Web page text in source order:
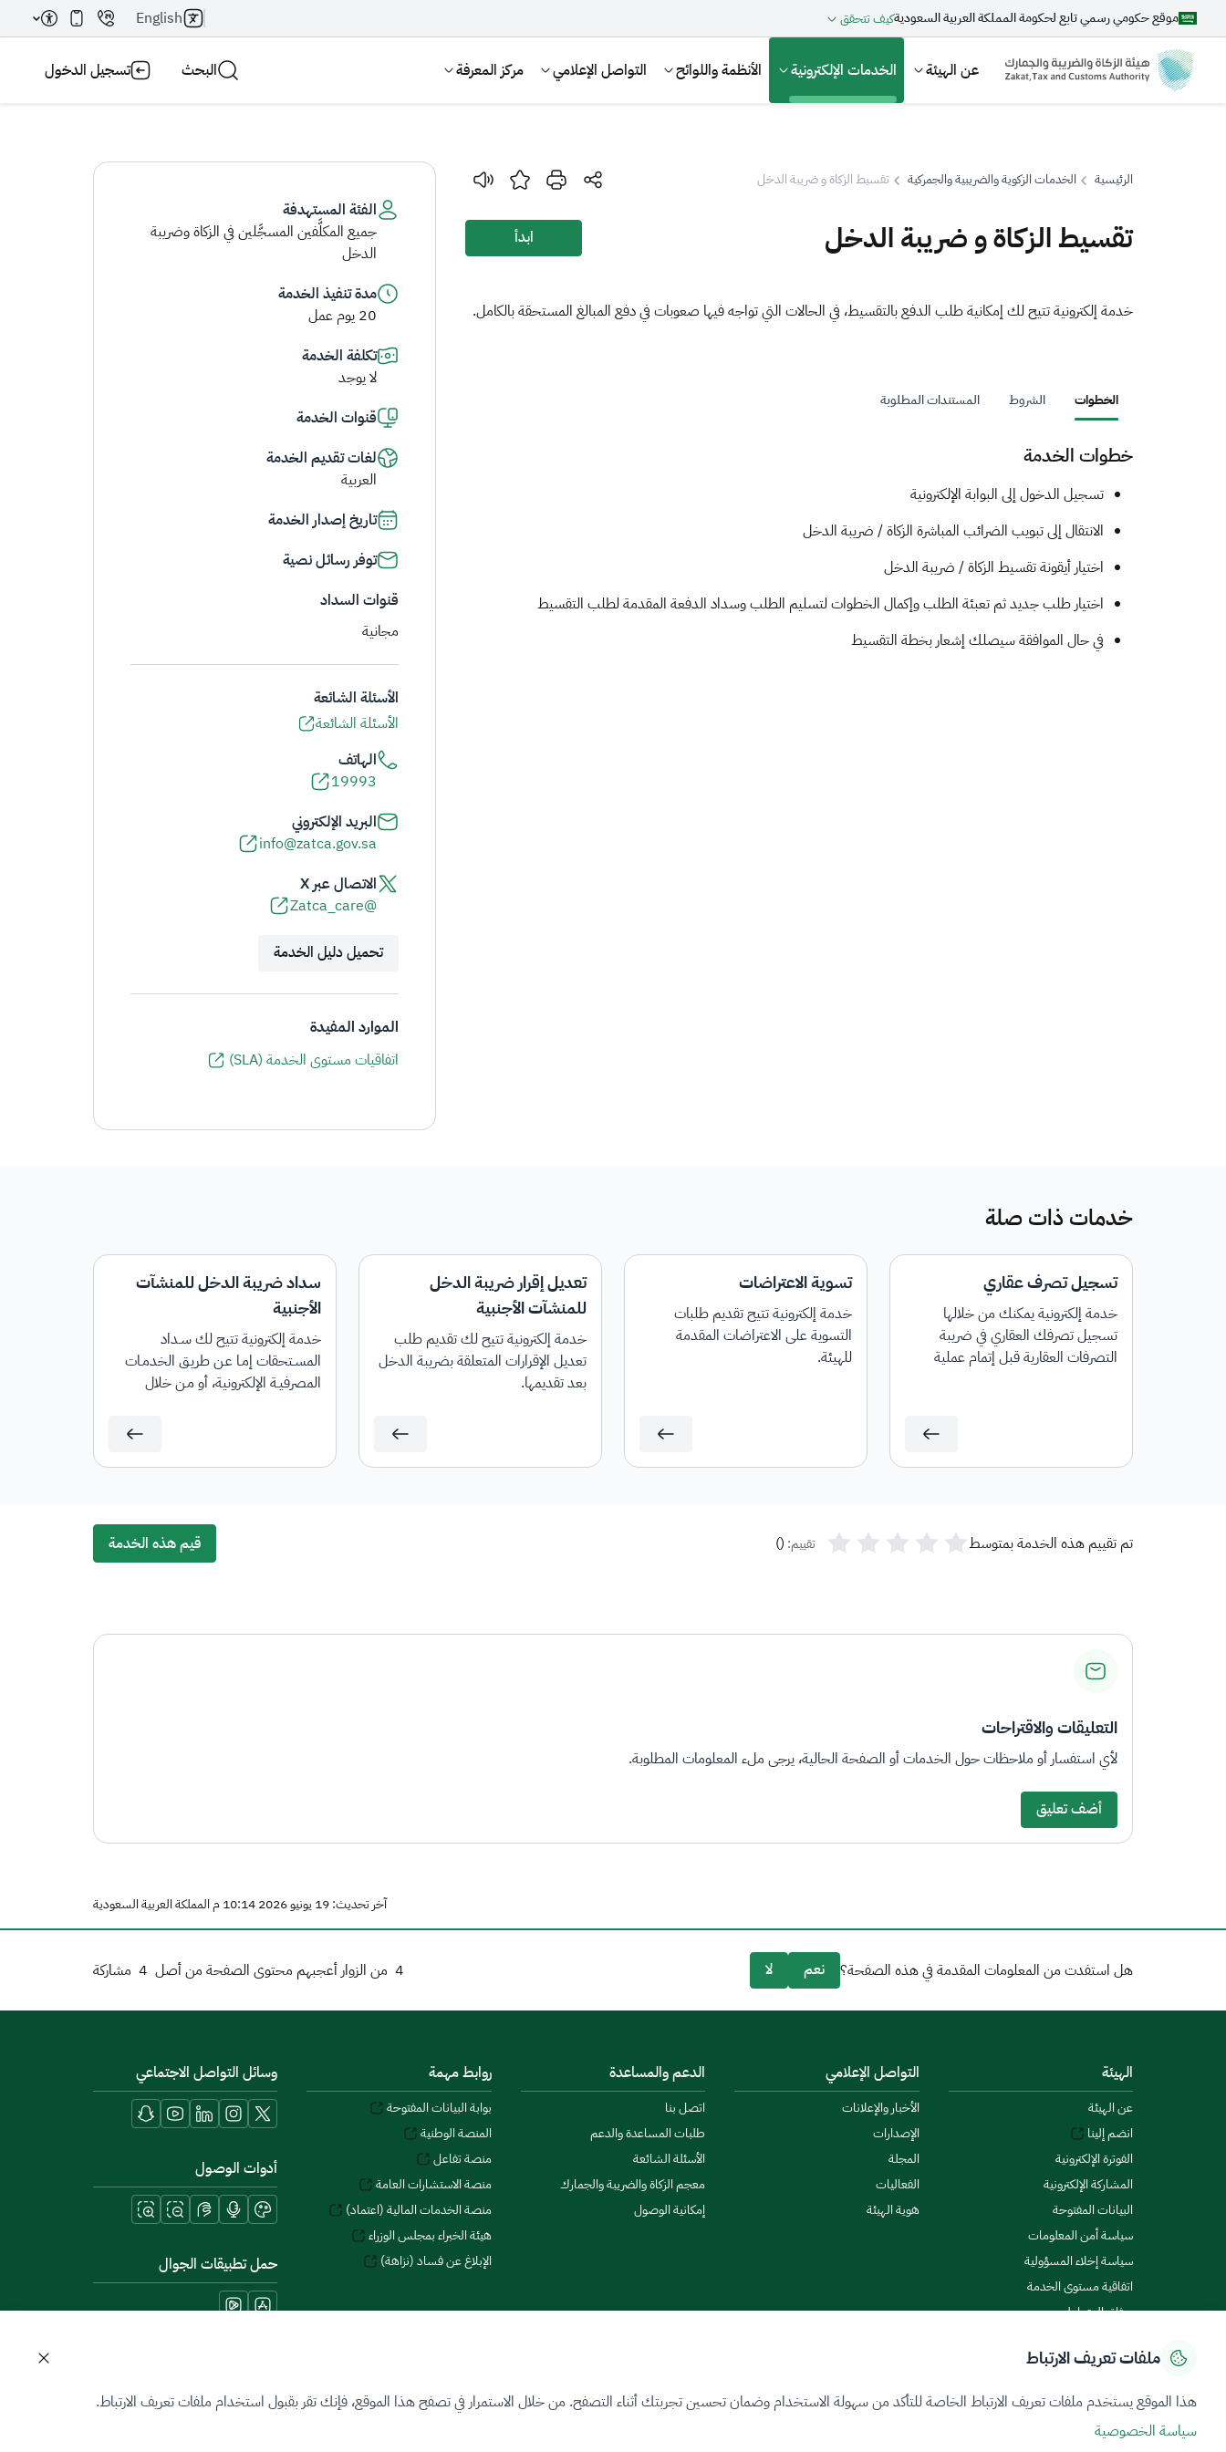
موقع حكومي رسمي تابع لحكومة المملكة العربية السعوديةكيف تتحقق English
عن الهيئة الخدمات الإلكترونية الأنظمة واللوائح التواصل الإعلامي مركز المعرفة البحث تسجيل الدخول
بحث بحث AI
اقتراحات
الرئيسية الخدمات الزكوية والضريبية والجمركية تقسيط الزكاة و ضريبة الدخل
تقسيط الزكاة و ضريبة الدخل ابدأ
خدمة إلكترونية تتيح لك إمكانية طلب الدفع بالتقسيط، في الحالات التي تواجه فيها صعوبات في دفع المبالغ المستحقة بالكامل.
الخطوات الشروط المستندات المطلوبة
خطوات الخدمة
​​​تسجيل الدخول إلى البوابة الإلكترونية
الانتقال إلى تبويب الضرائب المباشرة الزكاة / ضريبة الدخل
اختيار أيقونة تقسيط الزكاة / ضريبة الدخل
اختيار طلب جديد ثم تعبئة الطلب وإكمال الخطوات لتسليم الطلب وسداد الدفعة المقدمة لطلب التقسيط
في حال الموافقة سيصلك إشعار بخطة التقسيط​ ​
الفئة المستهدفة
جميع المكلَّفين المسجَّلين في الزكاة وضريبة
الدخل
مدة تنفيذ الخدمة
20 يوم عمل
تكلفة الخدمة
لا يوجد
قنوات الخدمة
لغات تقديم الخدمة
العربية
تاريخ إصدار الخدمة
توفر رسائل نصية
قنوات السداد
مجانية
الأسئلة الشائعة
الأسئلة الشائعة
الهاتف
19993
البريد الإلكتروني
info@zatca.gov.sa
الاتصال عبر X
@Zatca_care
تحميل دليل الخدمة
الموارد المفيدة
اتفاقيات مستوى الخدمة (SLA)
خدمات ذات صلة
تسجيل تصرف عقاري
خدمة إلكترونية يمكنك من خلالها
تسجيل تصرفك العقاري في ضريبة
التصرفات العقارية قبل إتمام عملية
للضريبة، مع إمكانية إصدار فاتورة سداد
تسوية الاعتراضات
خدمة إلكترونية تتيح تقديم طلبات
التسوية على الاعتراضات المقدمة
للهيئة.
تعديل إقرار ضريبة الدخل
للمنشآت الأجنبية
خدمة إلكترونية تتيح لك تقديم طلب
تعديل الإقرارات المتعلقة بضريبة الدخل
بعد تقديمها.
سداد ضريبة الدخل للمنشآت
الأجنبية
خدمة إلكترونية تتيح لك سـداد
المسـتحقات إمـا عـن طريـق الخدمـات
المصرفيـة الإلكترونية، أو مـن خلال
"ســداد" تحتــوي علــى رقــم الفاتــورة
تم تقييم هذه الخدمة بمتوسط تقييم: (
) قيم هذه الخدمة
التعليقات والاقتراحات
لأي استفسار أو ملاحظات حول الخدمات أو الصفحة الحالية، يرجى ملء المعلومات المطلوبة.
أضف تعليق
آخر تحديث: 19 يونيو 2026 10:14 م المملكة العربية السعودية
4 من الزوار أعجبهم محتوى الصفحة من أصل 4 مشاركة هل استفدت من المعلومات المقدمة في هذه الصفحة؟ نعم لا
الهيئة
عن الهيئة
انضم إلينا
الفوترة الإلكترونية
المشاركة الإلكترونية
البيانات المفتوحة
سياسة أمن المعلومات
سياسة إخلاء المسؤولية
اتفاقية مستوى الخدمة
ميثاق المتعاملين
التواصل الإعلامي
الأخبار والإعلانات
الإصدارات
المجلة
الفعاليات
هوية الهيئة
الدعم والمساعدة
اتصل بنا
طلبات المساعدة والدعم
الأسئلة الشائعة
معجم الزكاة والضريبة والجمارك
إمكانية الوصول
روابط مهمة
بوابة البيانات المفتوحة
المنصة الوطنية
منصة تفاعل
منصة الاستشارات العامة
منصة الخدمات المالية (اعتماد)
هيئة الخبراء بمجلس الوزراء
الإبلاغ عن فساد (نزاهة)
وسائل التواصل الاجتماعي
أدوات الوصول
حمل تطبيقات الجوال
جميع الحقوق محفوظة 2026 © ZATCA.GOV.SA
ملفات تعريف الارتباط
هذا الموقع يستخدم ملفات تعريف الارتباط الخاصة للتأكد من سهولة الاستخدام وضمان تحسين تجربتك أثناء التصفح. من خلال الاستمرار في تصفح هذا الموقع، فإنك تقر بقبول استخدام ملفات تعريف الارتباط.
سياسة الخصوصية